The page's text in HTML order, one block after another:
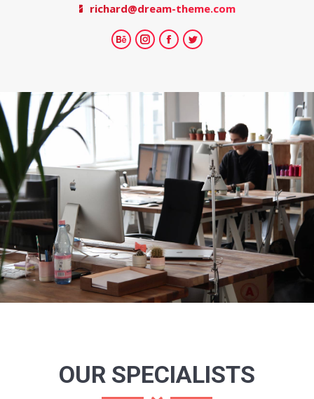
richard@dream-theme.com
BehanceInstagramFacebookTwitter
OUR SPECIALISTS